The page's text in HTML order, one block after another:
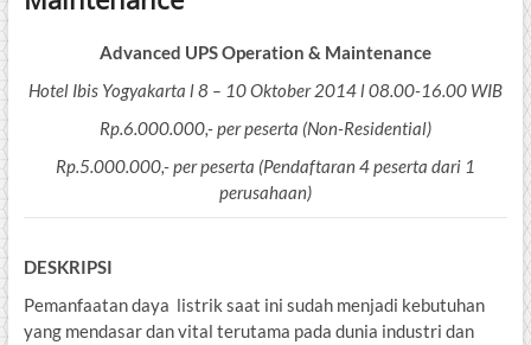
Advanced UPS Operation & Maintenance
Hotel Ibis Yogyakarta l 8 – 10 Oktober 2014 l 08.00-16.00 WIB
Rp.6.000.000,- per peserta (Non-Residential)
Rp.5.000.000,- per peserta (Pendaftaran 4 peserta dari 1
perusahaan)
DESKRIPSI
Pemanfaatan daya listrik saat ini sudah menjadi kebutuhan
yang mendasar dan vital terutama pada dunia industri dan